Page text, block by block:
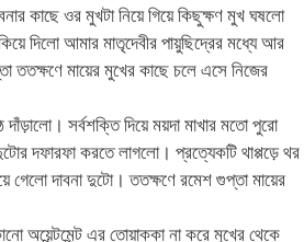
কাছে ওর মুখটা নিয়ে গিয়ে কিছুক্ষণ মুখ ঘষলো
দিলো আমার মাতৃদেবীর পায়ুছিদ্রের মধ্যে আর
মায়ের মুখের কাছে চলে এসে নিজের
সর্বশক্তি দিয়ে ময়দা মাখার মতো পুরো
দফারফা করতে লাগলো। প্রত্যেকটি থাপ্পড়ে থর
গেলো দাবনা দুটো। ততক্ষণে রমেশ গুপ্তা মায়ের
অয়েন্টমেন্ট এর তোয়াক্কা না করে মুখের থেকে